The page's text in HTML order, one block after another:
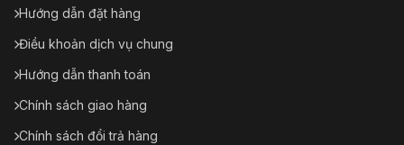
Hướng dẫn đặt hàng
Điều khoản dịch vụ chung
Hướng dẫn thanh toán
Chính sách giao hàng
Chính sách đổi trả hàng